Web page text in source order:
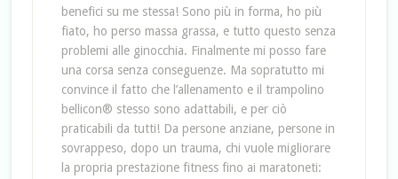
benefici su me stessa! Sono più in forma, ho più
fiato, ho perso massa grassa, e tutto questo senza
problemi alle ginocchia. Finalmente mi posso fare
una corsa senza conseguenze. Ma sopratutto mi
convince il fatto che l’allenamento e il trampolino
bellicon® stesso sono adattabili, e per ciò
praticabili da tutti! Da persone anziane, persone in
sovrappeso, dopo un trauma, chi vuole migliorare
la propria prestazione fitness fino ai maratoneti: